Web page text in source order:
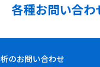
各種お問い合わ
のお問い合わせ